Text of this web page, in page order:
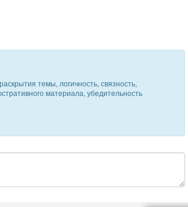
темы, логичность, связность,
материала, убедительность